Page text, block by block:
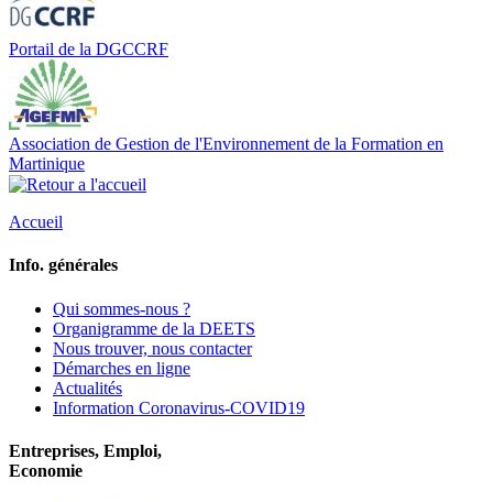
Portail de la DGCCRF
Association de Gestion de l'Environnement de la Formation en
Martinique
Accueil
Info. générales
Qui sommes-nous ?
Organigramme de la DEETS
Nous trouver, nous contacter
Démarches en ligne
Actualités
Information Coronavirus-COVID19
Entreprises, Emploi,
Economie